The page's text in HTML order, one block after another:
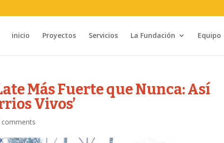
inicio Proyectos Servicios La Fundación Equipo
Más Fuerte que Nunca: Así
Vivos’
comments